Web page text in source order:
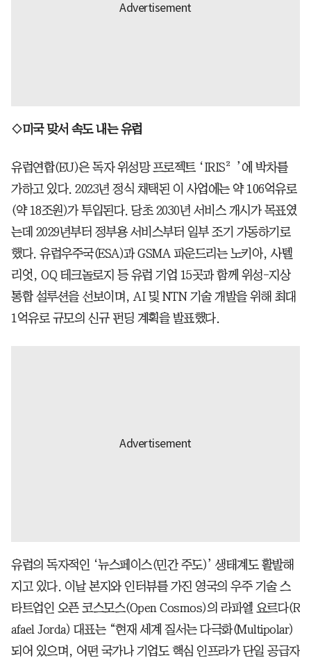
◇미국 맞서 속도 내는 유럽
유럽연합(EU)은 독자 위성망 프로젝트 ‘IRIS²’에 박차를
가하고 있다. 2023년 정식 채택된 이 사업에는 약 106억유로
(약 18조원)가 투입된다. 당초 2030년 서비스 개시가 목표였
는데 2029년부터 정부용 서비스부터 일부 조기 가동하기로
했다. 유럽우주국(ESA)과 GSMA 파운드리는 노키아, 사텔
리엇, OQ 테크놀로지 등 유럽 기업 15곳과 함께 위성-지상
통합 설루션을 선보이며, AI 및 NTN 기술 개발을 위해 최대
1억유로 규모의 신규 펀딩 계획을 발표했다.
유럽의 독자적인 ‘뉴스페이스(민간 주도)’ 생태계도 활발해
지고 있다. 이날 본지와 인터뷰를 가진 영국의 우주 기술 스
타트업인 오픈 코스모스(Open Cosmos)의 라파엘 요르다(R
afael Jorda) 대표는 “현재 세계 질서는 다극화(Multipolar)
되어 있으며, 어떤 국가나 기업도 핵심 인프라가 단일 공급자